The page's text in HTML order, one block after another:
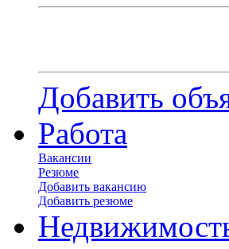
Добавить
Работа
Вакансии
Резюме
Добавить вакансию
Добавить резюме